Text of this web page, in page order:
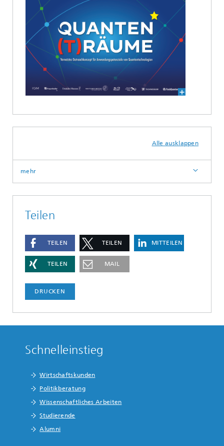
Alle ausklappen
mehr
Teilen
TEILEN TEILEN MITTEILEN
TEILEN MAIL
DRUCKEN
Schnelleinstieg
Wirtschaftskunden
Politikberatung
Wissenschaftliches Arbeiten
Studierende
Alumni